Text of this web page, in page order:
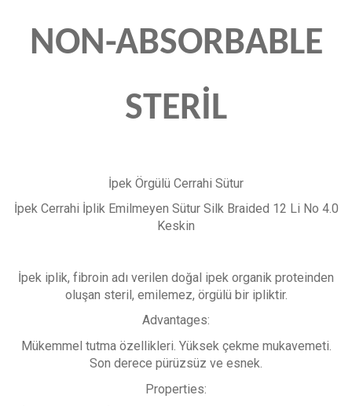
NON-ABSORBABLE
STERİL
İpek Örgülü Cerrahi Sütur
İpek Cerrahi İplik Emilmeyen Sütur Silk Braided 12 Li No 4.0
Keskin
İpek iplik, fibroin adı verilen doğal ipek organik proteinden
oluşan steril, emilemez, örgülü bir ipliktir.
Advantages:
Mükemmel tutma özellikleri. Yüksek çekme mukavemeti.
Son derece pürüzsüz ve esnek.
Properties: